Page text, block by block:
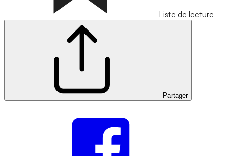
Liste de lecture
Partager